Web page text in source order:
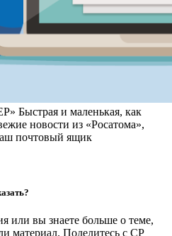
Быстрая и маленькая, как
новости из «Росатома»,
почтовый ящик
или вы знаете больше о теме,
материал. Поделитесь с СР